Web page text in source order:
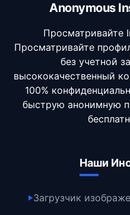
Anonymous
Просматривайте
Просматривайте
без учетной
высококачественный
100%
быструю анонимную
Наши
▶Загрузчик